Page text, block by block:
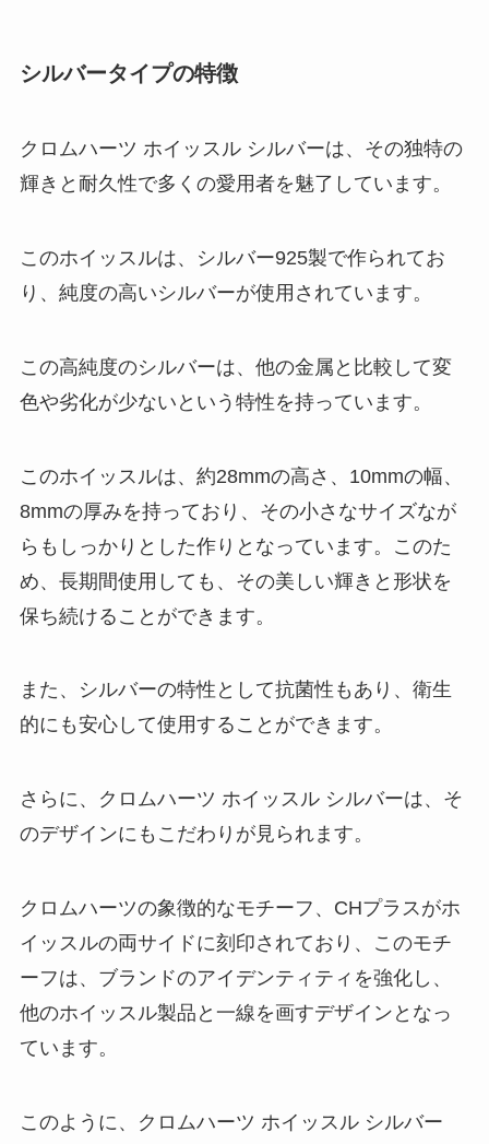
シルバータイプの特徴
クロムハーツ ホイッスル シルバーは、その独特の
輝きと耐久性で多くの愛用者を魅了しています。
このホイッスルは、シルバー925製で作られてお
り、純度の高いシルバーが使用されています。
この高純度のシルバーは、他の金属と比較して変
色や劣化が少ないという特性を持っています。
このホイッスルは、約28mmの高さ、10mmの幅、
8mmの厚みを持っており、その小さなサイズなが
らもしっかりとした作りとなっています。このた
め、長期間使用しても、その美しい輝きと形状を
保ち続けることができます。
また、シルバーの特性として抗菌性もあり、衛生
的にも安心して使用することができます。
さらに、クロムハーツ ホイッスル シルバーは、そ
のデザインにもこだわりが見られます。
クロムハーツの象徴的なモチーフ、CHプラスがホ
イッスルの両サイドに刻印されており、このモチ
ーフは、ブランドのアイデンティティを強化し、
他のホイッスル製品と一線を画すデザインとなっ
ています。
このように、クロムハーツ ホイッスル シルバー